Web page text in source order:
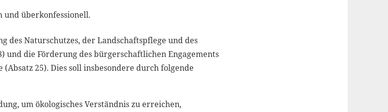
überkonfessionell.
des Naturschutzes, der Landschaftspflege und des
und die Förderung des bürgerschaftlichen Engagements
25). Dies soll insbesondere durch folgende
um ökologisches Verständnis zu erreichen,